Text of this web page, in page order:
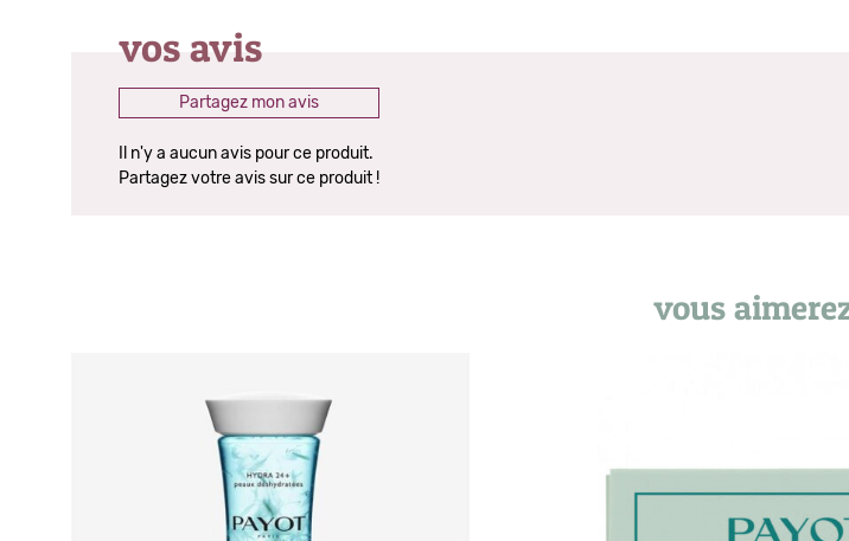
vos avis
Partagez mon avis
Il n'y a aucun avis pour ce produit.
Partagez votre avis sur ce produit !
vous